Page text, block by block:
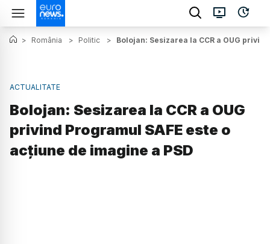
> România > Politic > Bolojan: Sesizarea la CCR a OUG
ACTUALITATE
Bolojan: Sesizarea la CCR a OUG
privind Programul SAFE este o
acțiune de imagine a PSD